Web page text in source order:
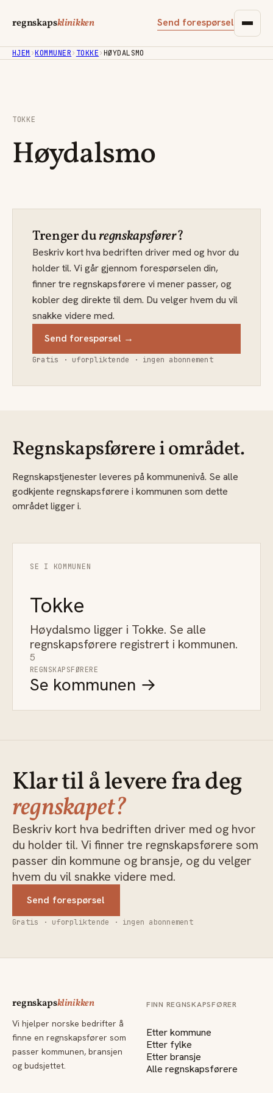
regnskapsklinikken Send forespørsel
HJEM ›KOMMUNER› TOKKE›HØYDALSMO
TOKKE
Høydalsmo
Trenger duregnskapsfører?
Beskriv kort hva bedriften driver med og hvor du
holder til. Vi går gjennom forespørselen din,
finner tre regnskapsførere vi mener passer, og
kobler deg direkte til dem. Du velger hvem du vil
snakke videre med.
Send forespørsel →
Gratis · uforpliktende · ingen abonnement
Regnskapsførere i området.
Regnskapstjenester leveres på kommunenivå. Se alle
godkjente regnskapsførere i kommunen som dette
området ligger i.
SE I KOMMUNEN
Tokke
Høydalsmo ligger i Tokke. Se alle
regnskapsførere registrert i kommunen.
5
REGNSKAPSFØRERE
Se kommunen →
Klar til å levere fra deg
regnskapet?
Beskriv kort hva bedriften driver med og hvor
du holder til. Vi finner tre regnskapsførere som
passer din kommune og bransje, og du velger
hvem du vil snakke videre med.
Send forespørsel
Gratis · uforpliktende · ingen abonnement
regnskapsklinikken
Vi hjelper norske bedrifter å
finne en regnskapsfører som
passer kommunen, bransjen
og budsjettet.
FINN REGNSKAPSFØRER
Etter kommune
Etter fylke
Etter bransje
Alle regnskapsførere